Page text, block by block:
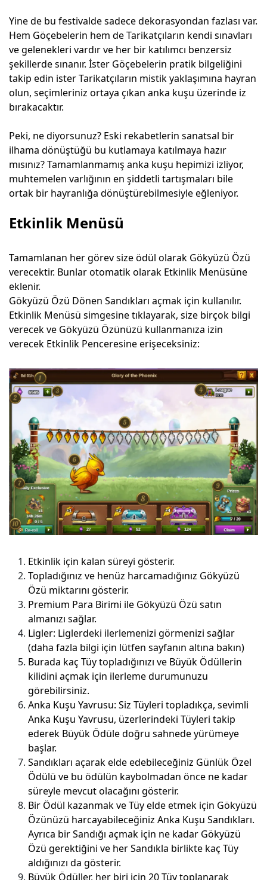
Yine de bu festivalde sadece dekorasyondan fazlası var.
Hem Göçebelerin hem de Tarikatçıların kendi sınavları
ve gelenekleri vardır ve her bir katılımcı benzersiz
şekillerde sınanır. İster Göçebelerin pratik bilgeliğini
takip edin ister Tarikatçıların mistik yaklaşımına hayran
olun, seçimleriniz ortaya çıkan anka kuşu üzerinde iz
bırakacaktır.
Peki, ne diyorsunuz? Eski rekabetlerin sanatsal bir
ilhama dönüştüğü bu kutlamaya katılmaya hazır
mısınız? Tamamlanmamış anka kuşu hepimizi izliyor,
muhtemelen varlığının en şiddetli tartışmaları bile
ortak bir hayranlığa dönüştürebilmesiyle eğleniyor.
Etkinlik Menüsü
Tamamlanan her görev size ödül olarak Gökyüzü Özü
verecektir. Bunlar otomatik olarak Etkinlik Menüsüne
eklenir.
Gökyüzü Özü Dönen Sandıkları açmak için kullanılır.
Etkinlik Menüsü simgesine tıklayarak, size birçok bilgi
verecek ve Gökyüzü Özünüzü kullanmanıza izin
verecek Etkinlik Penceresine erişeceksiniz:
Etkinlik için kalan süreyi gösterir.
Topladığınız ve henüz harcamadığınız Gökyüzü
Özü miktarını gösterir.
Premium Para Birimi ile Gökyüzü Özü satın
almanızı sağlar.
Ligler: Liglerdeki ilerlemenizi görmenizi sağlar
(daha fazla bilgi için lütfen sayfanın altına bakın)
Burada kaç Tüy topladığınızı ve Büyük Ödüllerin
kilidini açmak için ilerleme durumunuzu
görebilirsiniz.
Anka Kuşu Yavrusu: Siz Tüyleri topladıkça, sevimli
Anka Kuşu Yavrusu, üzerlerindeki Tüyleri takip
ederek Büyük Ödüle doğru sahnede yürümeye
başlar.
Sandıkları açarak elde edebileceğiniz Günlük Özel
Ödülü ve bu ödülün kaybolmadan önce ne kadar
süreyle mevcut olacağını gösterir.
Bir Ödül kazanmak ve Tüy elde etmek için Gökyüzü
Özünüzü harcayabileceğiniz Anka Kuşu Sandıkları.
Ayrıca bir Sandığı açmak için ne kadar Gökyüzü
Özü gerektiğini ve her Sandıkla birlikte kaç Tüy
aldığınızı da gösterir.
Büyük Ödüller, her biri için 20 Tüy toplanarak